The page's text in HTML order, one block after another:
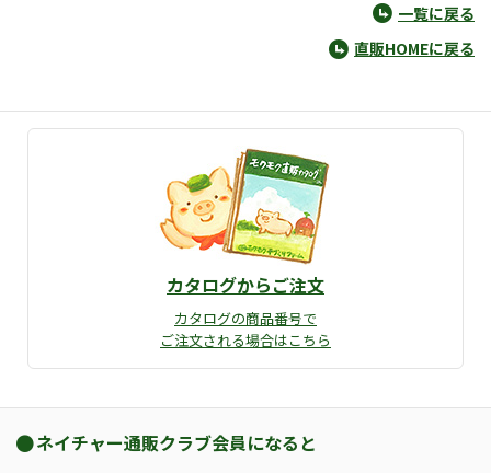
一覧に戻る
直販HOMEに戻る
カタログからご注文
カタログの商品番号で
ご注文される場合はこちら
ネイチャー通販クラブ会員になると